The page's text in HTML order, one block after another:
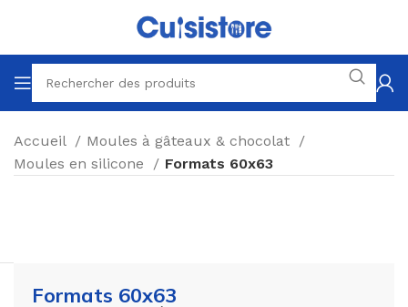
Accueil
Moules à gâteaux & chocolat
Moules en silicone
Formats 60x63
Formats 60x63